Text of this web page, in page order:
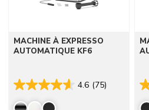
MACHINE À EXPRESSO
AUTOMATIQUE KF6
4.6 (75)